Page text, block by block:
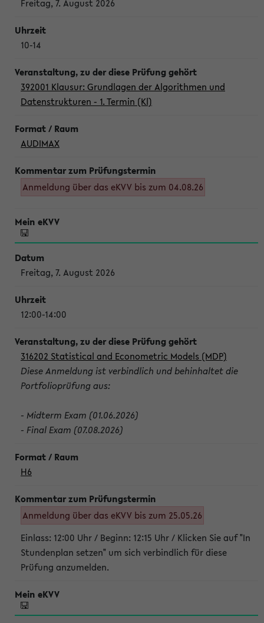
Freitag, 7. August 2026
10-14
392001 Klausur: Grundlagen der Algorithmen und
Datenstrukturen - 1. Termin (Kl)
AUDIMAX
Anmeldung über das eKVV bis zum 04.08.26
Freitag, 7. August 2026
12:00-14:00
316202 Statistical and Econometric Models (MDP)
Diese Anmeldung ist verbindlich und behinhaltet die
Portfolioprüfung aus:
- Midterm Exam (01.06.2026)
- Final Exam (07.08.2026)
H6
Anmeldung über das eKVV bis zum 25.05.26
Einlass: 12:00 Uhr / Beginn: 12:15 Uhr / Klicken Sie auf "In
Stundenplan setzen" um sich verbindlich für diese
Prüfung anzumelden.